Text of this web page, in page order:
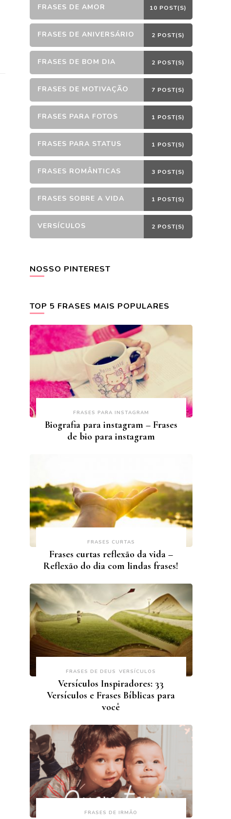
FRASES DE AMOR 10 POST(S)
FRASES DE ANIVERSÁRIO 2 POST(S)
FRASES DE BOM DIA 2 POST(S)
FRASES DE MOTIVAÇÃO 7 POST(S)
FRASES PARA FOTOS 1 POST(S)
FRASES PARA STATUS 1 POST(S)
FRASES ROMÂNTICAS 3 POST(S)
FRASES SOBRE A VIDA 1 POST(S)
VERSÍCULOS 2 POST(S)
NOSSO PINTEREST
TOP 5 FRASES MAIS POPULARES
FRASES PARA INSTAGRAM
Biografia para instagram – Frases
de bio para instagram
FRASES CURTAS
Frases curtas reflexão da vida –
Reflexão do dia com lindas frases!
FRASES DE DEUS VERSÍCULOS
Versículos Inspiradores: 33
Versículos e Frases Bíblicas para
você
FRASES DE IRMÃO